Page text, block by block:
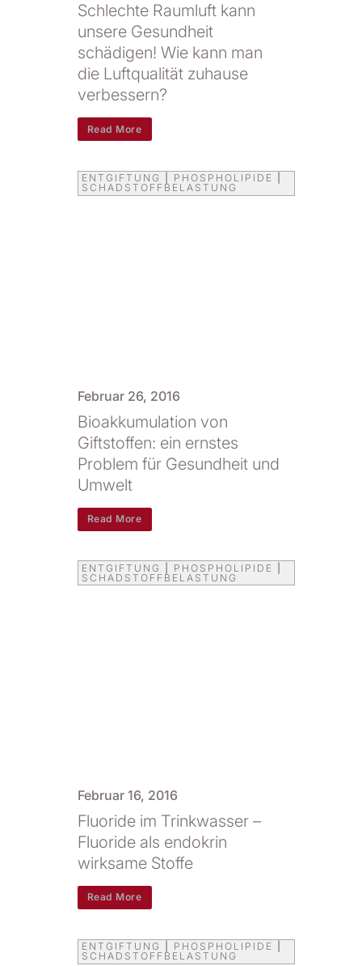
Schlechte Raumluft kann
unsere Gesundheit
schädigen! Wie kann man
die Luftqualität zuhause
verbessern?
Read More
Februar 26, 2016
Bioakkumulation von
Giftstoffen: ein ernstes
Problem für Gesundheit und
Umwelt
Read More
ENTGIFTUNG PHOSPHOLIPIDE
SCHADSTOFFBELASTUNG
Februar 16, 2016
Fluoride im Trinkwasser –
Fluoride als endokrin
wirksame Stoffe
Read More
ENTGIFTUNG PHOSPHOLIPIDE
SCHADSTOFFBELASTUNG
ENTGIFTUNG PHOSPHOLIPIDE
SCHADSTOFFBELASTUNG